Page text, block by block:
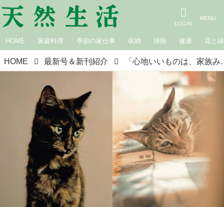
HOME 家庭料理 季節の家仕事 収納 掃除 健康 花と緑
HOME 最新号＆新刊紹介 「心地いいものは、